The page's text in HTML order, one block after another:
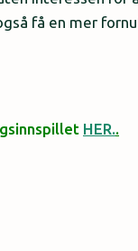
få en mer
HER..